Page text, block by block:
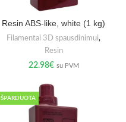
Resin ABS-like, white (1 kg)
Filamentai 3D spausdinimui,
Resin
22.98€ su PVM
IŠPARDUOTA